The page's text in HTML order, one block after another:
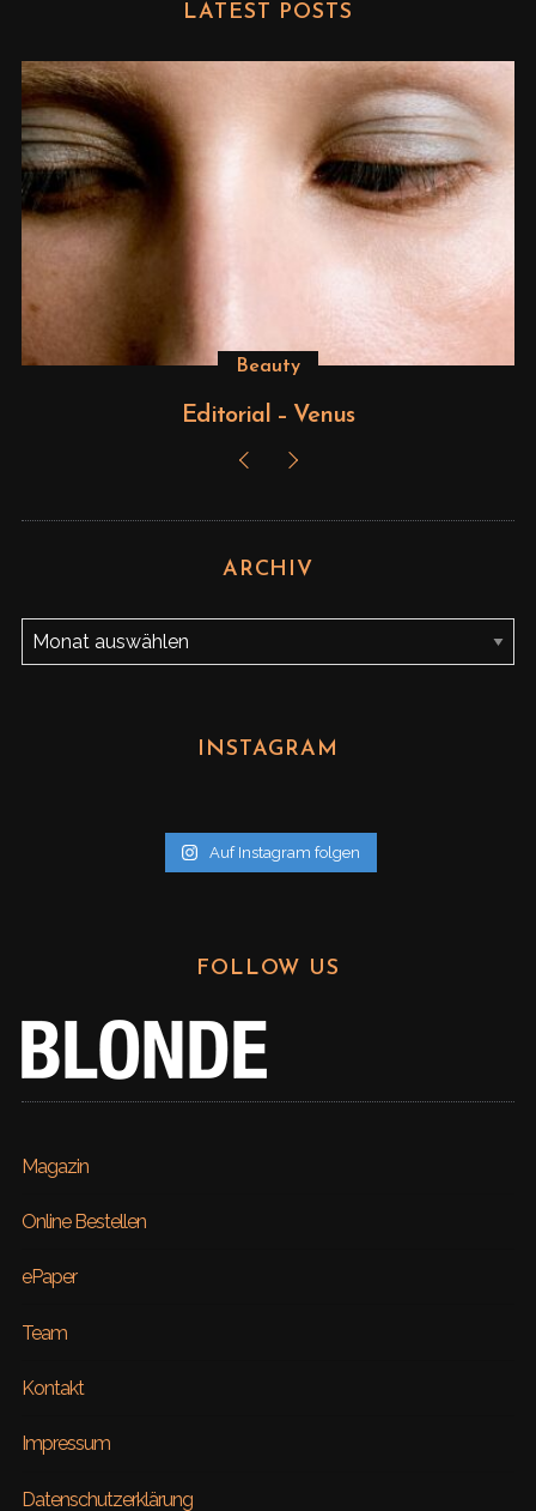
LATEST POSTS
Beauty
Editorial – Venus
ARCHIV
A
r
INSTAGRAM
Auf Instagram folgen
FOLLOW US
Magazin
Online Bestellen
ePaper
Team
Kontakt
Impressum
Datenschutzerklärung